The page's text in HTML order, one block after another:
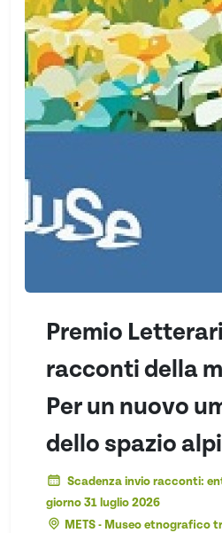
Premio
racconti della
Per un nuovo
dello spazio
Scadenza invio racconti:
giorno 31 luglio 2026
METS - Museo etnografico